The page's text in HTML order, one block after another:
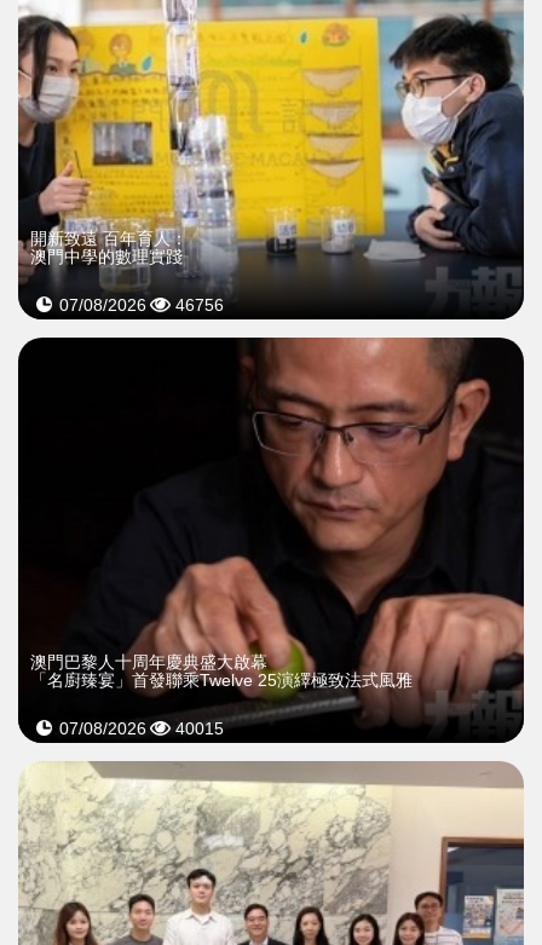
開新致遠 百年育人：
澳門中學的數理實踐
07/08/2026 46756
澳門巴黎人十周年慶典盛大啟幕
「名廚臻宴」首發聯乘Twelve 25演繹極致法式風雅
07/08/2026 40015